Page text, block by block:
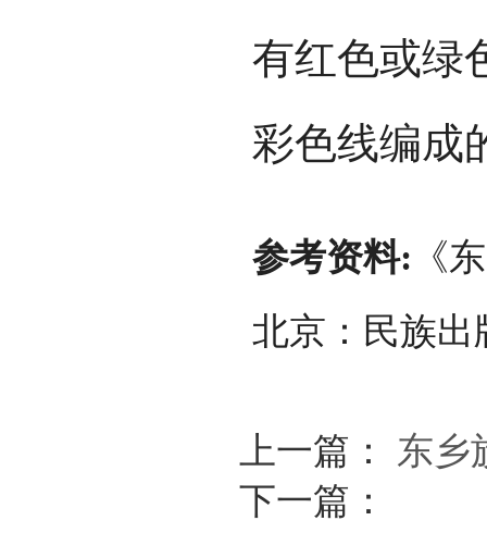
有红色或绿
彩色线编成
参考资料: 《
北京：民族出
上一篇： 东乡
下一篇：